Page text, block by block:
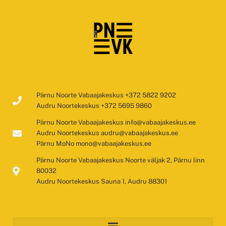
Pärnu Noorte Vabaajakeskus +372 5822 9202
Audru Noortekeskus +372 5695 9860
Pärnu Noorte Vabaajakeskus info@vabaajakeskus.ee
Audru Noortekeskus audru@vabaajakeskus.ee
Pärnu MoNo mono@vabaajakeskus.ee
Pärnu Noorte Vabaajakeskus Noorte väljak 2, Pärnu linn
80032
Audru Noortekeskus Sauna 1, Audru 88301